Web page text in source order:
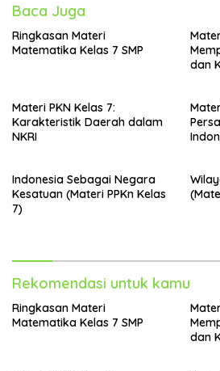
Baca Juga
Ringkasan Materi
Matematika Kelas 7 SMP
dan
Materi PKN Kelas 7:
Karakteristik Daerah dalam
NKRI
Indonesia Sebagai Negara
Kesatuan (Materi PPKn Kelas
7)
Rekomendasi untuk kamu
Ringkasan Materi
Matematika Kelas 7 SMP
dan